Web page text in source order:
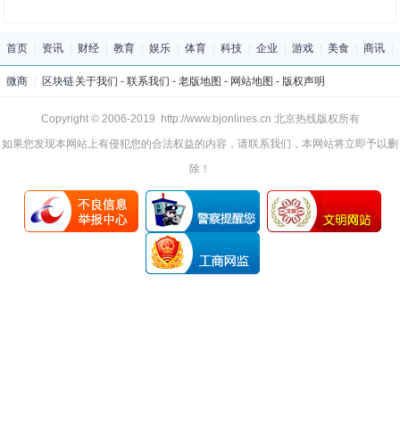
首页 资讯 财经 教育 娱乐 体育 科技 企业 游戏 美食 商讯
微商 区块链关于我们 - 联系我们 - 老版地图 - 网站地图 - 版权声明
Copyright © 2006-2019 http://www.bjonlines.cn 北京热线版权所有
如果您发现本网站上有侵犯您的合法权益的内容，请联系我们，本网站将立即予以删
除！